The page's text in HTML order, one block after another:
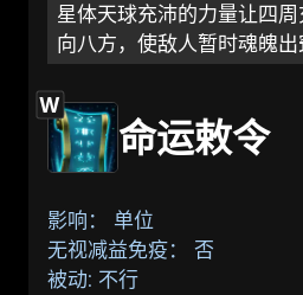
星体天球充沛的力量让四
向八方，使敌人暂时魂魄出
W
命运敕令
影响： 单位
无视减益免疫： 否
被动: 不行